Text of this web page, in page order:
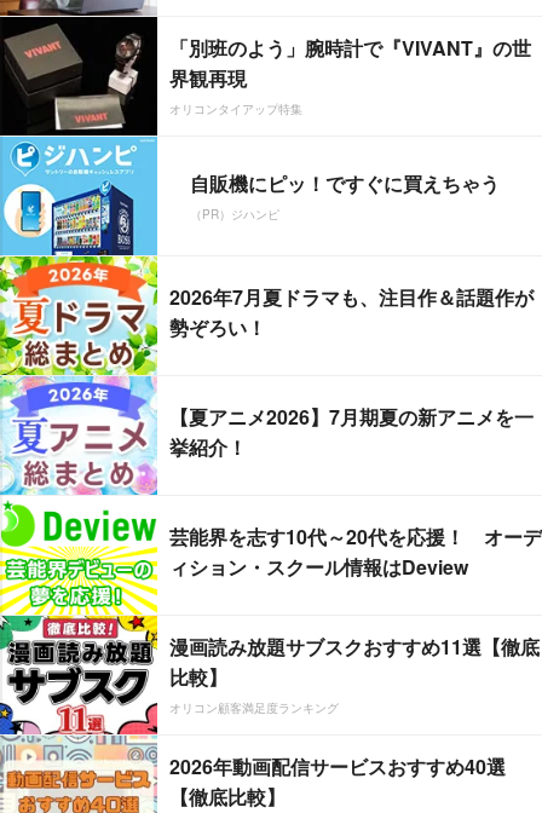
「別班のよう」腕時計で『VIVANT』の世
界観再現
オリコンタイアップ特集
自販機にピッ！ですぐに買えちゃう
（PR）ジハンピ
2026年7月夏ドラマも、注目作＆話題作が
勢ぞろい！
【夏アニメ2026】7月期夏の新アニメを一
挙紹介！
芸能界を志す10代～20代を応援！ オーデ
ィション・スクール情報はDeview
漫画読み放題サブスクおすすめ11選【徹底
比較】
オリコン顧客満足度ランキング
2026年動画配信サービスおすすめ40選
【徹底比較】